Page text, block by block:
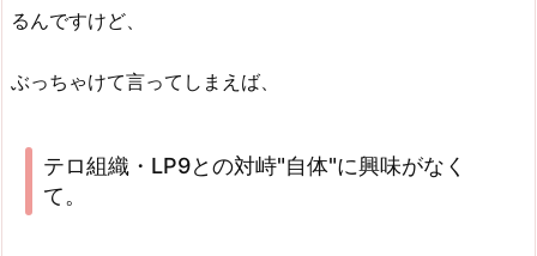
るんですけど、
ぶっちゃけて言ってしまえば、
テロ組織・LP9との対峙"自体"に興味がなく
て。